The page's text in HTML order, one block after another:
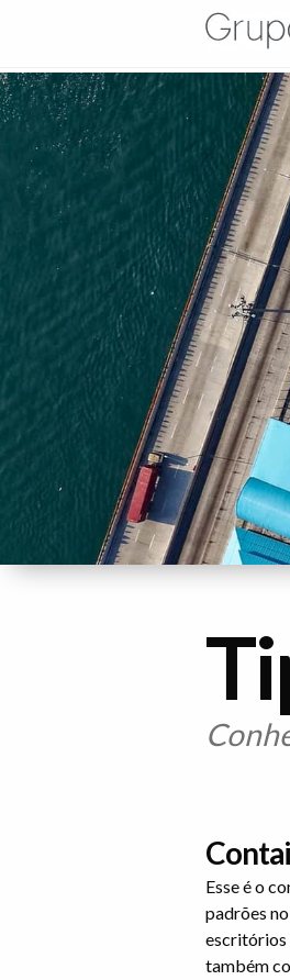
Esse é o
padrões
escritórios
também